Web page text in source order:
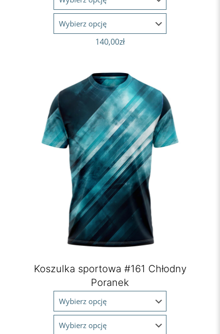
140,00zł
Koszulka sportowa #161 Chłodny
Poranek